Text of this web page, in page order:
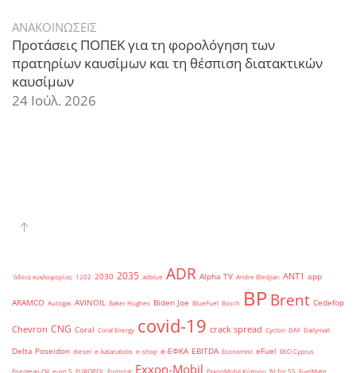
ΑΝΑΚΟΙΝΩΣΕΙΣ
Προτάσεις ΠΟΠΕΚ για τη φορολόγηση των
πρατηρίων καυσίμων και τη θέσπιση διατακτικών
καυσίμων
24 Ιούλ. 2026
'άδεια κυκλοφορίας 1202 2030 2035 adblue ADR Alpha TV Andre Bledjian ANT1 app
ARAMCO Autogas AVINOIL Baker Hughes Biden Joe BlueFuel Bosch BPBrent Cedefop
Chevron CNG Coral Coral Energy covid-19 crack spread Cyclon DAF Dailymail
Delta Poseidon diesel e-katanalotis e-shop e-ΕΦΚΑ EBITDA Economist eFuel EKO Cyprus
Energean Oil euro 5 EUROPOL Eurostat Exxon-Mobil ExxonMobil Κύπρου fit for 55 FuelMate